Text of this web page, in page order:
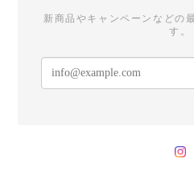
新商品やキャンペーンなどの
す。